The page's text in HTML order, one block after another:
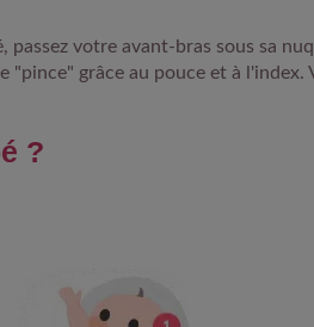
votre avant-bras sous sa
"pince" grâce au pouce et à l'index.
?